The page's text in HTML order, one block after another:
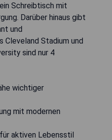
Schreibtisch mit
Darüber hinaus gibt
und
Cleveland Stadium und
sind nur 4
wichtiger
mit modernen
aktiven Lebensstil